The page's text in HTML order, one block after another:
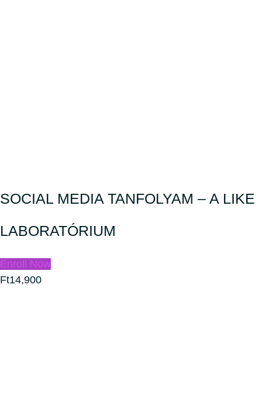
SOCIAL MEDIA TANFOLYAM – A LIKE
LABORATÓRIUM
Enroll Now
Ft14,900